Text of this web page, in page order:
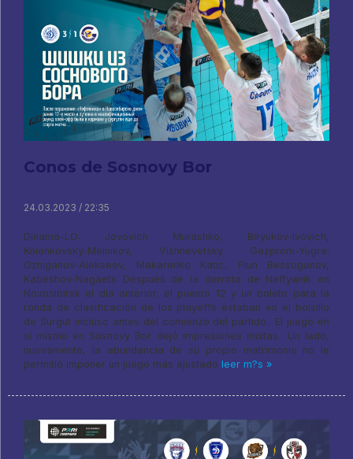
Conos de Sosnovy Bor
24.03.2023 / 22:35
Dinamo-LO: Jovovich Murashko, Biryukov-Ivovich,
Kolenkovsky-Melnikov, Vishnevetsky Gazprom-Yugra:
Ozhiganov-Alekseev, Makarenko Katic, Piun Bessogonov,
Kabeshov-Nagaets Después de la derrota de Neftyanik en
Novosibirsk el día anterior, el puesto 12 y un boleto para la
ronda de clasificación de los playoffs estaban en el bolsillo
de Surgut incluso antes del comienzo del partido.. El juego en
sí mismo en Sosnovy Bor dejó impresiones mixtas.. Un lado,
nuevamente, la abundancia de su propio matrimonio no le
permitió imponer un juego más ajustado leer m?s »